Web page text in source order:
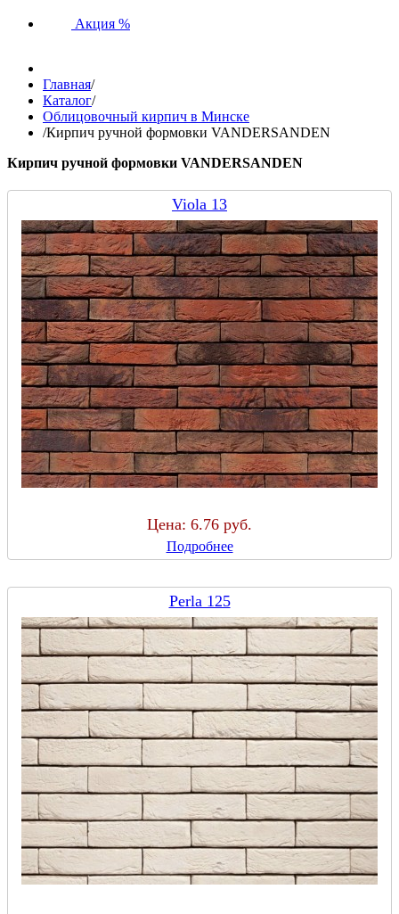
Акция %
Главная/
Каталог/
Облицовочный кирпич в Минске
/Кирпич ручной формовки VANDERSANDEN
Кирпич ручной формовки VANDERSANDEN
Viola 13
Цена: 6.76 руб.
Подробнее
Perla 125